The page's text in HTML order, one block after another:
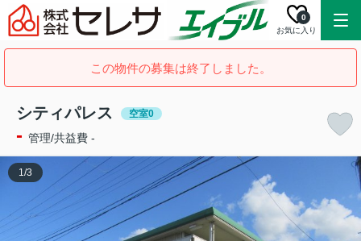
お気に入り
0
この物件の募集は終了しました。
シティパレス 空室0
- 管理/共益費 -
1/3